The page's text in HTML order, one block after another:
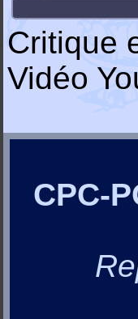
Critique
Vidéo
CPC-